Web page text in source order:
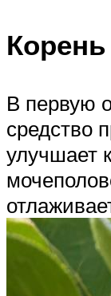
Корень
В первую
средство
улучшает